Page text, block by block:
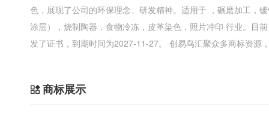
色，展现了公司的环保理念、研发精神。适用于 ，碾磨加工，
涂层），烧制陶器，食物冷冻，皮革染色，照片冲印 行业。目
发了证书，到期时间为2027-11-27。 创易鸟汇聚众多商标资源
商标展示